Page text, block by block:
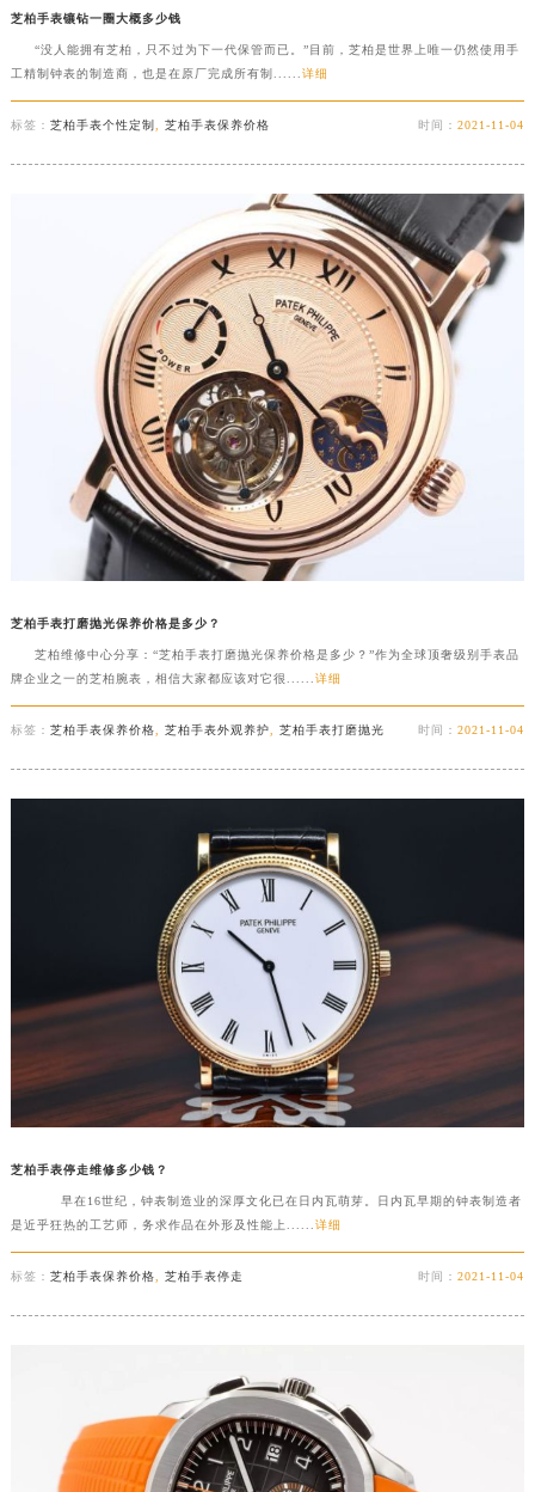
芝柏手表镶钻一圈大概多少钱
“没人能拥有芝柏，只不过为下一代保管而已。”目前，芝柏是世界上唯一仍然使用手
工精制钟表的制造商，也是在原厂完成所有制...... 详细
标签： 芝柏手表个性定制 芝柏手表保养价格 时间：2021-11-04
芝柏手表打磨抛光保养价格是多少？
芝柏维修中心分享：“芝柏手表打磨抛光保养价格是多少？”作为全球顶奢级别手表品
牌企业之一的芝柏腕表，相信大家都应该对它很...... 详细
标签： 芝柏手表保养价格 芝柏手表外观养护 芝柏手表打磨抛光 时间：2021-11-04
芝柏手表停走维修多少钱？
早在16世纪，钟表制造业的深厚文化已在日内瓦萌芽。日内瓦早期的钟表制造者
是近乎狂热的工艺师，务求作品在外形及性能上...... 详细
标签： 芝柏手表保养价格 芝柏手表停走 时间：2021-11-04